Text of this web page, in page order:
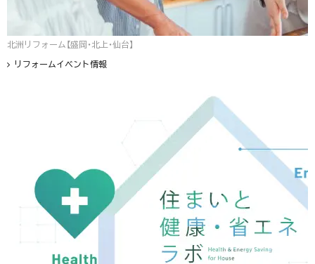
北洲リフォーム【盛岡・北上・仙台】
リフォームイベント情報